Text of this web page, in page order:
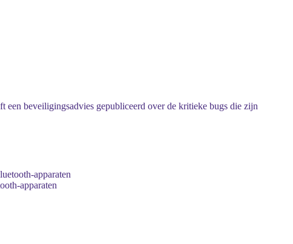
beveiligingsadvies gepubliceerd over de kritieke bugs die zijn
apparaten
apparaten